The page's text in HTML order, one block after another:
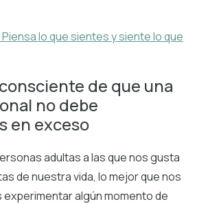
lo que sientes y siente lo que
de que una
no debe
en exceso
adultas a las que nos gusta
de nuestra vida, lo mejor que nos
experimentar algún momento de